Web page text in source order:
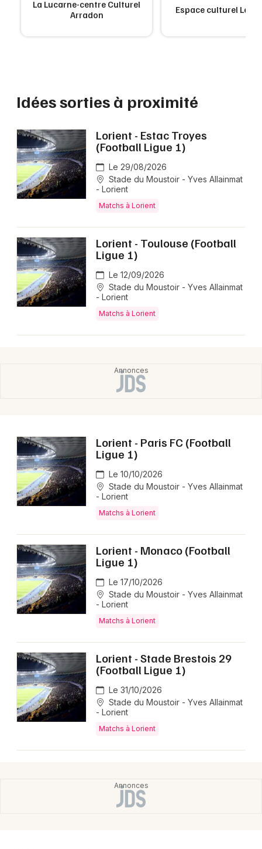
La Lucarne-centre Culturel
Arradon
Espace culturel Le
Idées sorties à proximité
Lorient - Estac Troyes
(Football Ligue 1)
Le 29/08/2026
Stade du Moustoir - Yves Allainmat
- Lorient
Matchs à Lorient
Lorient - Toulouse (Football
Ligue 1)
Le 12/09/2026
Stade du Moustoir - Yves Allainmat
- Lorient
Matchs à Lorient
Lorient - Paris FC (Football
Ligue 1)
Le 10/10/2026
Stade du Moustoir - Yves Allainmat
- Lorient
Matchs à Lorient
Lorient - Monaco (Football
Ligue 1)
Le 17/10/2026
Stade du Moustoir - Yves Allainmat
- Lorient
Matchs à Lorient
Lorient - Stade Brestois 29
(Football Ligue 1)
Le 31/10/2026
Stade du Moustoir - Yves Allainmat
- Lorient
Matchs à Lorient